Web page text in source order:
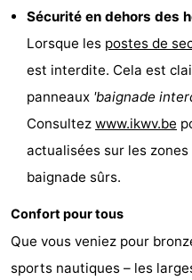
Sécurité en dehors des
Lorsque les postes de
est interdite. Cela est
panneaux 'baignade
Consultez www.ikwv.be
actualisées sur les
baignade sûrs.
Confort pour tous
Que vous veniez pour
sports nautiques – les